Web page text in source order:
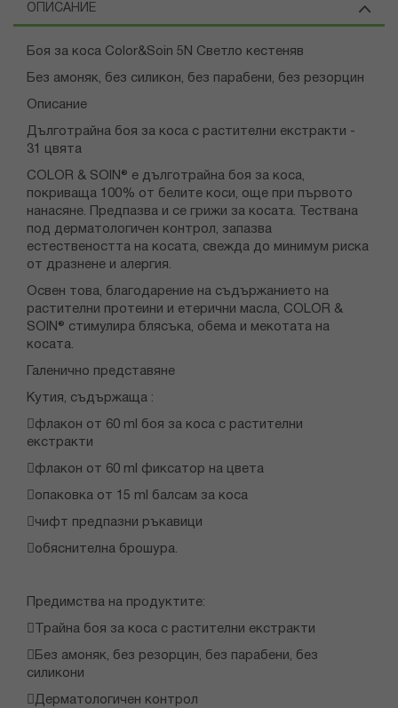
ОПИСАНИЕ
Боя за коса Color&Soin 5N Светло кестеняв
Без амоняк, без силикон, без парабени, без резорцин
Описание
Дълготрайна боя за коса с растителни екстракти -
31 цвята
COLOR & SOIN® е дълготрайна боя за коса,
покриваща 100% от белите коси, още при първото
нанасяне. Предпазва и се грижи за косата. Тествана
под дерматологичен контрол, запазва
естествеността на косата, свежда до минимум риска
от дразнене и алергия.
Освен това, благодарение на съдържанието на
растителни протеини и етерични масла, COLOR &
SOIN® стимулира блясъка, обема и мекотата на
косата.
Галенично представяне
Кутия, съдържаща :
флакон от 60 ml боя за коса с растителни
екстракти
флакон от 60 ml фиксатор на цвета
опаковка от 15 ml балсам за коса
чифт предпазни ръкавици
обяснителна брошура.
Предимства на продуктите:
Трайна боя за коса с растителни екстракти
Без амоняк, без резорцин, без парабени, без
силикони
Дерматологичен контрол